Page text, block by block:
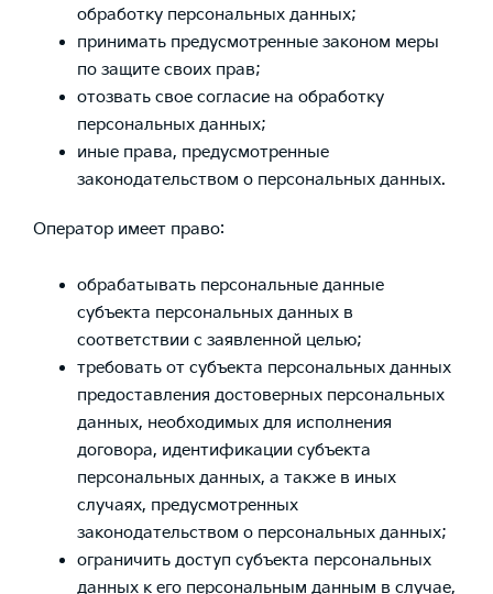
обработку персональных данных;
принимать предусмотренные законом меры
по защите своих прав;
отозвать свое согласие на обработку
персональных данных;
иные права, предусмотренные
законодательством о персональных данных.
Оператор имеет право:
обрабатывать персональные данные
субъекта персональных данных в
соответствии с заявленной целью;
требовать от субъекта персональных данных
предоставления достоверных персональных
данных, необходимых для исполнения
договора, идентификации субъекта
персональных данных, а также в иных
случаях, предусмотренных
законодательством о персональных данных;
ограничить доступ субъекта персональных
данных к его персональным данным в случае,